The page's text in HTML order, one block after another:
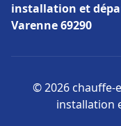
installation et
Varenne 69290
© 2026 chauffe-
installation